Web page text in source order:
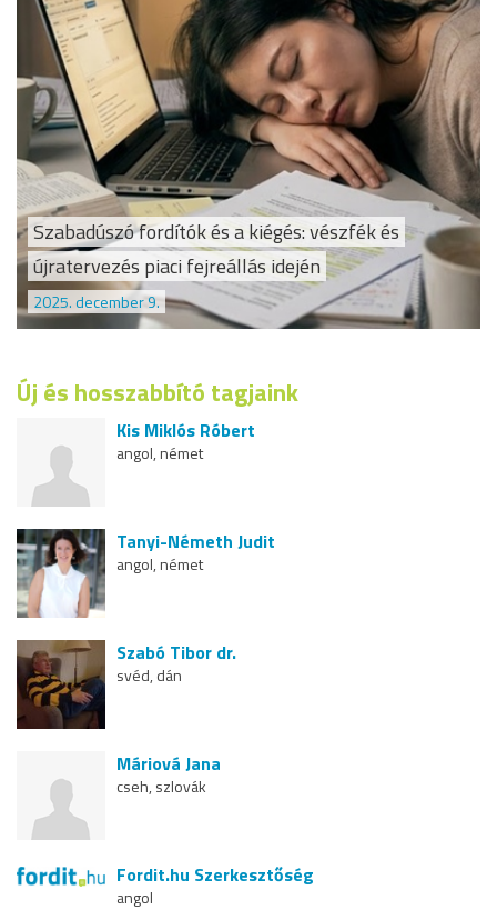
Szabadúszó fordítók és a kiégés: vészfék és
újratervezés piaci fejreállás idején
2025. december 9.
Új és hosszabbító tagjaink
Kis Miklós Róbert
angol, német
Tanyi-Németh Judit
angol, német
Szabó Tibor dr.
svéd, dán
Máriová Jana
cseh, szlovák
Fordit.hu Szerkesztőség
angol